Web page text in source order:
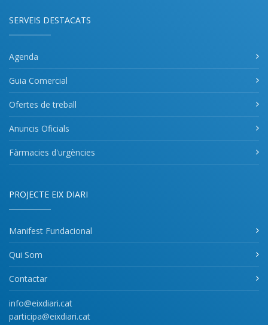
SERVEIS DESTACATS
Agenda
Guia Comercial
Ofertes de treball
Anuncis Oficials
Fàrmacies d'urgències
PROJECTE EIX DIARI
Manifest Fundacional
Qui Som
Contactar
info@eixdiari.cat
participa@eixdiari.cat